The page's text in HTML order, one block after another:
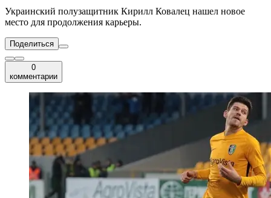
Украинский полузащитник Кирилл Ковалец нашел новое
место для продолжения карьеры.
Поделиться
0
комментарии